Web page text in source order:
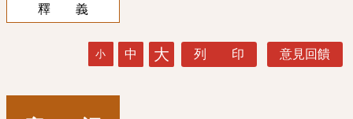
釋 義
小 中 大 列 印 意見回饋